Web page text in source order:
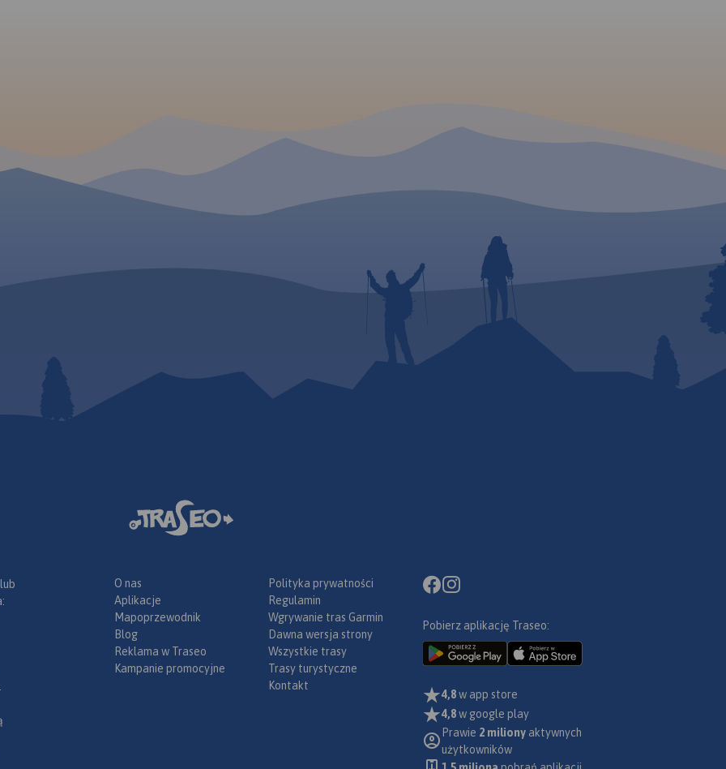
O nas
Aplikacje
Mapoprzewodnik
Blog
Reklama w Traseo
Kampanie promocyjne
Polityka prywatności
Regulamin
Wgrywanie tras Garmin
Dawna wersja strony
Wszystkie trasy
Trasy turystyczne
Kontakt
Pobierz aplikację Traseo:
4,8w app store
4,8w google play
Prawie 2 miliony aktywnych
użytkowników